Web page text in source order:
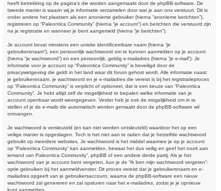
heeft betrekking op de pagina’s die worden aangemaakt door de phpBB-software. De
tweede manier is waarin wij je informatie verzamelen door wat je aan ons verstuurt. Dit is
onder andere het plaatsen als een anonieme gebruiker (hierna “anonieme berichten”),
registreren op “Paleontica Community” (hierna “je account”) en berichten die verstuurd zijn
na je registratie en wanneer je bent aangemeld (hierna “je berichten”).
Je account bevat minstens een unieke identificeerbare naam (hierna “je
gebruikersnaam”), een persoonlijk wachtwoord om te kunnen aanmelden op je account
(hierna “je wachtwoord”) en een persoonlijk, geldig e-mailadres (hierna “je e-mail”). Je
informatie voor je account op “Paleontica Community” is beveiligd door de
privacywetgeving die geldt in het land waar dit forum gehost wordt. Alle informatie naast
je gebruikersnaam, je wachtwoord en je e-mailadres die vereist is bij het registratieproces
op “Paleontica Community” is verplicht of optioneel, dat is een keuze van “Paleontica
Community”. Je hebt altijd zelf de mogelijkheid te bepalen welke informatie van je
account openbaar wordt weergegeven. Verder heb je ook de mogelijkheid om in te
stellen of je de e-mails die automatisch worden gemaakt door de phpBB-software wil
ontvangen.
Je wachtwoord is versleuteld (en kan niet worden ontsleuteld) waardoor het op een
veilige manier is opgeslagen. Toch is het niet aan te raden dat je hetzelfde wachtwoord
gebruikt op meerdere websites. Je wachtwoord is het middel waarmee je op je account
op “Paleontica Community” kan aanmelden, bewaar het dus veilig en geef het nooit aan
iemand van Paleontica Community”, phpBB of een andere derde partij. Als je het
wachtwoord van je account bent vergeten, kun je de “Ik ben mijn wachtwoord vergeten”-
optie gebruiken bij het aanmeldvenster. Dit proces vereist dat je gebruikersnaam en e-
mailadres opgeeft van je gebruikersaccount, waarna de phpBB-software een nieuw
wachtwoord zal genereren en zal opsturen naar het e-mailadres, zodat je je opnieuw
kunt aanmelden.